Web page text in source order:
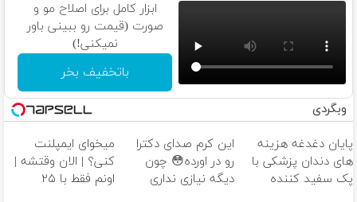
ابزار کامل برای اصلاح مو و
صورت (قیمت رو ببینی باور
نمیکنی!)
باتخفیف بخر
وبگردی
پایان دغدغه هزینه
های دندان پزشکی با
پک سفید کننده
این کرم صدای دکترا
رو در اورده😳 چون
دیگه نیازی نداری
میخوای ایمپلنت
کنی؟ | الان وقتشه |
اونم فقط با ۲۵